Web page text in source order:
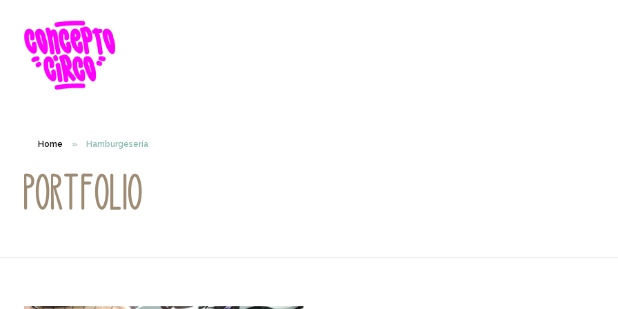
Home » Hamburgesería
Portfolio